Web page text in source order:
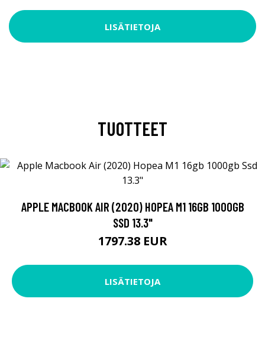
LISÄTIETOJA
TUOTTEET
APPLE MACBOOK AIR (2020) HOPEA M1 16GB 1000GB
SSD 13.3"
1797.38 EUR
LISÄTIETOJA